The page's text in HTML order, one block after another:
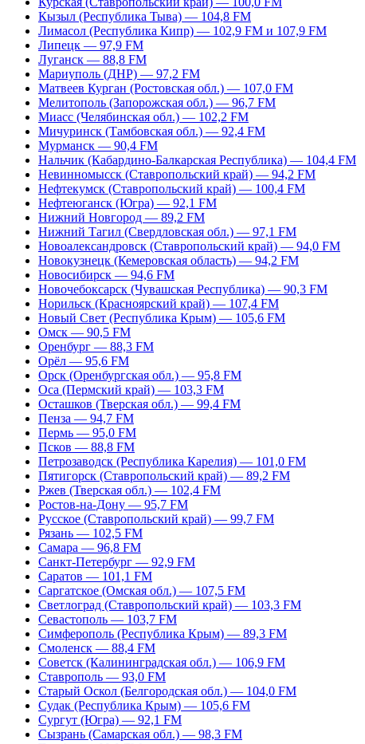
Кызыл (Республика Тыва) — 104,8 FM
Лимасол (Республика Кипр) — 102,9 FM и 107,9 FM
Липецк — 97,9 FM
Луганск — 88,8 FM
Мариуполь (ДНР) — 97,2 FM
Матвеев Курган (Ростовская обл.) — 107,0 FM
Мелитополь (Запорожская обл.) — 96,7 FM
Миасс (Челябинская обл.) — 102,2 FM
Мичуринск (Тамбовская обл.) — 92,4 FM
Мурманск — 90,4 FM
Нальчик (Кабардино-Балкарская Республика) — 104,4 FM
Невинномысск (Ставропольский край) — 94,2 FM
Нефтекумск (Ставропольский край) — 100,4 FM
Нефтеюганск (Югра) — 92,1 FM
Нижний Новгород — 89,2 FM
Нижний Тагил (Свердловская обл.) — 97,1 FM
Новоалександровск (Ставропольский край) — 94,0 FM
Новокузнецк (Кемеровская область) — 94,2 FM
Новосибирск — 94,6 FM
Новочебоксарск (Чувашская Республика) — 90,3 FM
Норильск (Красноярский край) — 107,4 FM
Новый Свет (Республика Крым) — 105,6 FM
Омск — 90,5 FM
Оренбург — 88,3 FM
Орёл — 95,6 FM
Орск (Оренбургская обл.) — 95,8 FM
Оса (Пермский край) — 103,3 FM
Осташков (Тверская обл.) — 99,4 FM
Пенза — 94,7 FM
Пермь — 95,0 FM
Псков — 88,8 FM
Петрозаводск (Республика Карелия) — 101,0 FM
Пятигорск (Ставропольский край) — 89,2 FM
Ржев (Тверская обл.) — 102,4 FM
Ростов-на-Дону — 95,7 FM
Русское (Ставропольский край) — 99,7 FM
Рязань — 102,5 FM
Самара — 96,8 FM
Санкт-Петербург — 92,9 FM
Саратов — 101,1 FM
Саргатское (Омская обл.) — 107,5 FM
Светлоград (Ставропольский край) — 103,3 FM
Севастополь — 103,7 FM
Симферополь (Республика Крым) — 89,3 FM
Смоленск — 88,4 FM
Советск (Калининградская обл.) — 106,9 FM
Ставрополь — 93,0 FM
Старый Оскол (Белгородская обл.) — 104,0 FM
Судак (Республика Крым) — 105,6 FM
Сургут (Югра) — 92,1 FM
Сызрань (Самарская обл.) — 98,3 FM